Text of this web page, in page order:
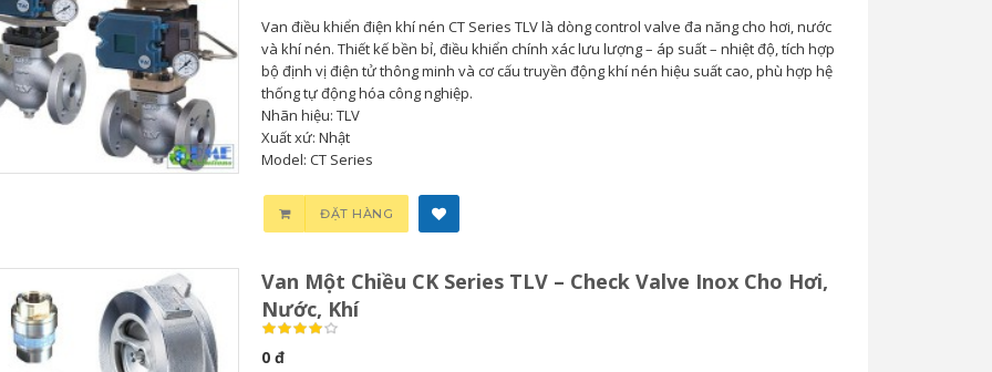
Van điều khiển điện khí nén CT Series TLV là dòng control valve đa năng cho hơi, nước
và khí nén. Thiết kế bền bỉ, điều khiển chính xác lưu lượng – áp suất – nhiệt độ, tích hợp
bộ định vị điện tử thông minh và cơ cấu truyền động khí nén hiệu suất cao, phù hợp hệ
thống tự động hóa công nghiệp.
Nhãn hiệu: TLV
Xuất xứ: Nhật
Model: CT Series
ĐẶT HÀNG
Van Một Chiều CK Series TLV – Check Valve Inox Cho Hơi,
Nước, Khí
0 đ
0
Bơm Thu Hồi Nước
Ngưng TLV...
Van Xả Bypass TLV
BD800 Chính...
0